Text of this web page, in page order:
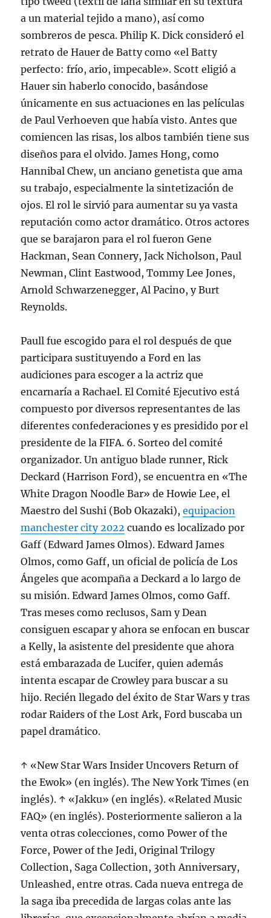
a un material tejido a mano), así como
sombreros de pesca. Philip K. Dick consideró el
retrato de Hauer de Batty como «el Batty
perfecto: frío, ario, impecable». Scott eligió a
Hauer sin haberlo conocido, basándose
únicamente en sus actuaciones en las películas
de Paul Verhoeven que había visto. Antes que
comiencen las risas, los albos también tiene sus
diseños para el olvido. James Hong, como
Hannibal Chew, un anciano genetista que ama
su trabajo, especialmente la sintetización de
ojos. El rol le sirvió para aumentar su ya vasta
reputación como actor dramático. Otros actores
que se barajaron para el rol fueron Gene
Hackman, Sean Connery, Jack Nicholson, Paul
Newman, Clint Eastwood, Tommy Lee Jones,
Arnold Schwarzenegger, Al Pacino, y Burt
Reynolds.
Paull fue escogido para el rol después de que
participara sustituyendo a Ford en las
audiciones para escoger a la actriz que
encarnaría a Rachael. El Comité Ejecutivo está
compuesto por diversos representantes de las
diferentes confederaciones y es presidido por el
presidente de la FIFA. 6. Sorteo del comité
organizador. Un antiguo blade runner, Rick
Deckard (Harrison Ford), se encuentra en «The
White Dragon Noodle Bar» de Howie Lee, el
Maestro del Sushi (Bob Okazaki),equipacion
manchester city 2022 cuando es localizado por
Gaff (Edward James Olmos). Edward James
Olmos, como Gaff, un oficial de policía de Los
Ángeles que acompaña a Deckard a lo largo de
su misión. Edward James Olmos, como Gaff.
Tras meses como reclusos, Sam y Dean
consiguen escapar y ahora se enfocan en buscar
a Kelly, la asistente del presidente que ahora
está embarazada de Lucifer, quien además
intenta escapar de Crowley para buscar a su
hijo. Recién llegado del éxito de Star Wars y tras
rodar Raiders of the Lost Ark, Ford buscaba un
papel dramático.
↑ «New Star Wars Insider Uncovers Return of
the Ewok» (en inglés). The New York Times (en
inglés). ↑ «Jakku» (en inglés). «Related Music
FAQ» (en inglés). Posteriormente salieron a la
venta otras colecciones, como Power of the
Force, Power of the Jedi, Original Trilogy
Collection, Saga Collection, 30th Anniversary,
Unleashed, entre otras. Cada nueva entrega de
la saga iba precedida de largas colas ante las